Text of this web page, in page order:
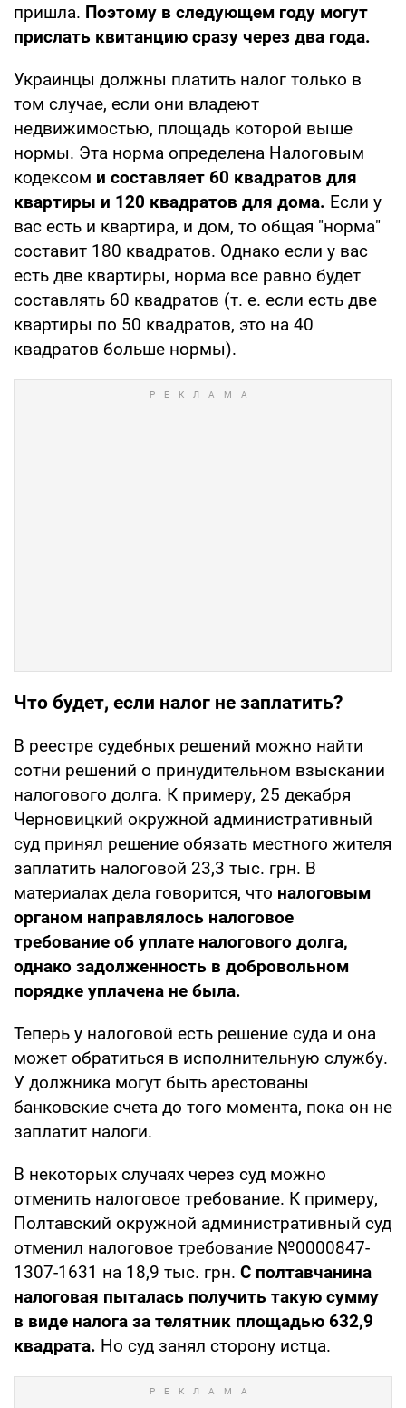
пришла. Поэтому в следующем году могут
прислать квитанцию сразу через два года.
Украинцы должны платить налог только в
том случае, если они владеют
недвижимостью, площадь которой выше
нормы. Эта норма определена Налоговым
кодексом и составляет 60 квадратов для
квартиры и 120 квадратов для дома. Если у
вас есть и квартира, и дом, то общая "норма"
составит 180 квадратов. Однако если у вас
есть две квартиры, норма все равно будет
составлять 60 квадратов (т. е. если есть две
квартиры по 50 квадратов, это на 40
квадратов больше нормы).
Что будет, если налог не заплатить?
В реестре судебных решений можно найти
сотни решений о принудительном взыскании
налогового долга. К примеру, 25 декабря
Черновицкий окружной административный
суд принял решение обязать местного жителя
заплатить налоговой 23,3 тыс. грн. В
материалах дела говорится, что налоговым
органом направлялось налоговое
требование об уплате налогового долга,
однако задолженность в добровольном
порядке уплачена не была.
Теперь у налоговой есть решение суда и она
может обратиться в исполнительную службу.
У должника могут быть арестованы
банковские счета до того момента, пока он не
заплатит налоги.
В некоторых случаях через суд можно
отменить налоговое требование. К примеру,
Полтавский окружной административный суд
отменил налоговое требование №0000847-
1307-1631 на 18,9 тыс. грн. С полтавчанина
налоговая пыталась получить такую сумму
в виде налога за телятник площадью 632,9
квадрата. Но суд занял сторону истца.